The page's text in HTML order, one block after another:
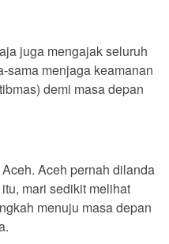
juga mengajak seluruh
sama menjaga keamanan
demi masa depan
Aceh pernah dilanda
mari sedikit melihat
menuju masa depan